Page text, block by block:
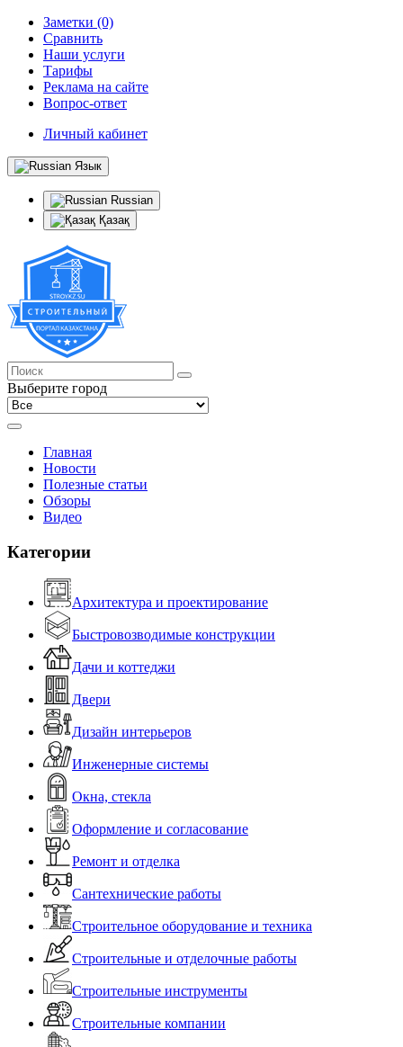
Заметки (0)
Сравнить
Наши услуги
Тарифы
Реклама на сайте
Вопрос-ответ
Личный кабинет
Язык
Russian
Қазақ
Выберите город
Главная
Новости
Полезные статьи
Обзоры
Видео
Категории
Архитектура и проектирование
Быстровозводимые конструкции
Дачи и коттеджи
Двери
Дизайн интерьеров
Инженерные системы
Окна, стекла
Оформление и согласование
Ремонт и отделка
Сантехнические работы
Строительное оборудование и техника
Строительные и отделочные работы
Строительные инструменты
Строительные компании